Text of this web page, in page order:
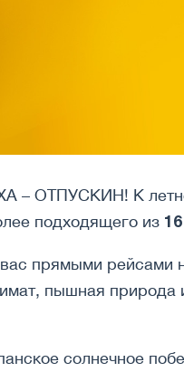
– ОТПУСКИН! К
подходящего из
прямыми рейсами
пышная
солнечное